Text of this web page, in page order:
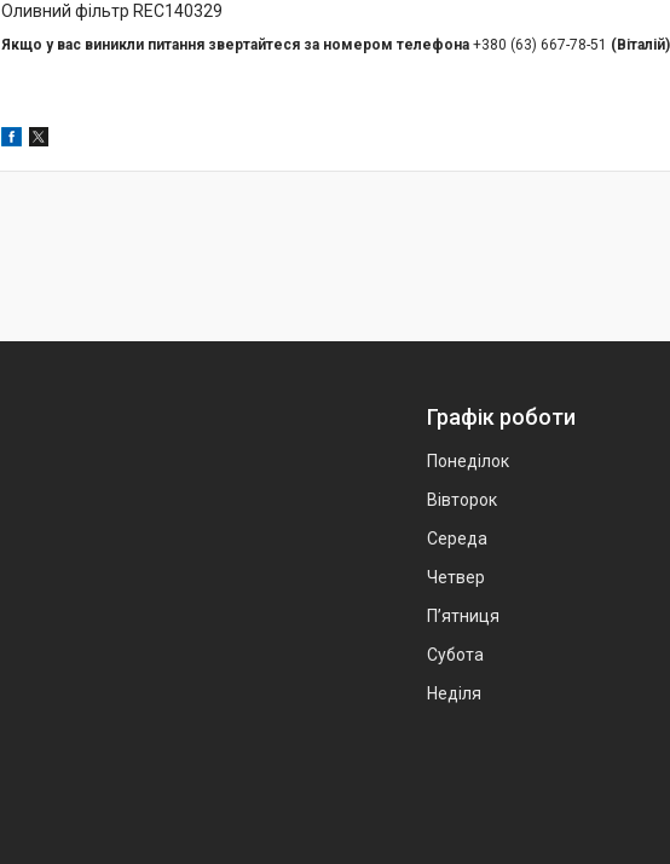
Оливний фільтр REC140329
Якщо у вас виникли питання звертайтеся за номером телефона +380 (63) 667-78-51
Графік роботи
Понеділок
Вівторок
Середа
Четвер
Пʼятниця
Субота
Неділя